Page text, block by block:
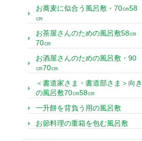
お蕎麦に似合う風呂敷・70㎝58
㎝
お茶屋さんのための風呂敷58㎝
70㎝
お酒屋さんのための風呂敷・90
㎝70㎝
＜書道家さま・書道部さま＞向き
の風呂敷70㎝58㎝
一升餅を背負う用の風呂敷
お節料理の重箱を包む風呂敷